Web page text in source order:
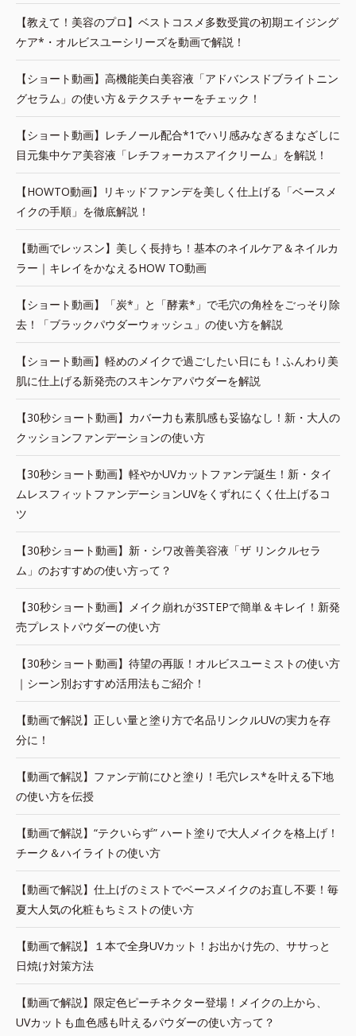
【教えて！美容のプロ】ベストコスメ多数受賞の初期エイジング
ケア*・オルビスユーシリーズを動画で解説！
【ショート動画】高機能美白美容液「アドバンスドブライトニン
グセラム」の使い方＆テクスチャーをチェック！
【ショート動画】レチノール配合*1でハリ感みなぎるまなざしに
目元集中ケア美容液「レチフォーカスアイクリーム」を解説！
【HOWTO動画】リキッドファンデを美しく仕上げる「ベースメ
イクの手順」を徹底解説！
【動画でレッスン】美しく長持ち！基本のネイルケア＆ネイルカ
ラー｜キレイをかなえるHOW TO動画
【ショート動画】「炭*」と「酵素*」で毛穴の角栓をごっそり除
去！「ブラックパウダーウォッシュ」の使い方を解説
【ショート動画】軽めのメイクで過ごしたい日にも！ふんわり美
肌に仕上げる新発売のスキンケアパウダーを解説
【30秒ショート動画】カバー力も素肌感も妥協なし！新・大人の
クッションファンデーションの使い方
【30秒ショート動画】軽やかUVカットファンデ誕生！新・タイ
ムレスフィットファンデーションUVをくずれにくく仕上げるコ
ツ
【30秒ショート動画】新・シワ改善美容液「ザ リンクルセラ
ム」のおすすめの使い方って？
【30秒ショート動画】メイク崩れが3STEPで簡単＆キレイ！新発
売プレストパウダーの使い方
【30秒ショート動画】待望の再販！オルビスユーミストの使い方
｜シーン別おすすめ活用法もご紹介！
【動画で解説】正しい量と塗り方で名品リンクルUVの実力を存
分に！
【動画で解説】ファンデ前にひと塗り！毛穴レス*を叶える下地
の使い方を伝授
【動画で解説】“テクいらず” ハート塗りで大人メイクを格上げ！
チーク＆ハイライトの使い方
【動画で解説】仕上げのミストでベースメイクのお直し不要！毎
夏大人気の化粧もちミストの使い方
【動画で解説】１本で全身UVカット！お出かけ先の、ササっと
日焼け対策方法
【動画で解説】限定色ピーチネクター登場！メイクの上から、
UVカットも血色感も叶えるパウダーの使い方って？